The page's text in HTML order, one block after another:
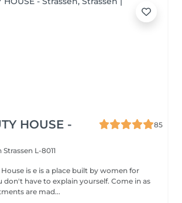
HOUSE -
85
Strassen L-8011
is e is a place built by women for
don't have to explain yourself. Come in as
treatments are mad...